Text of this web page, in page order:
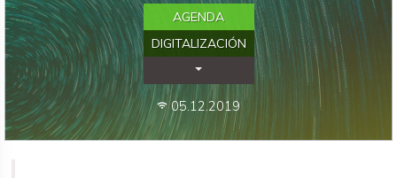
AGENDA
DIGITALIZACIÓN
Desplegar Categorías
wifi 05.12.2019